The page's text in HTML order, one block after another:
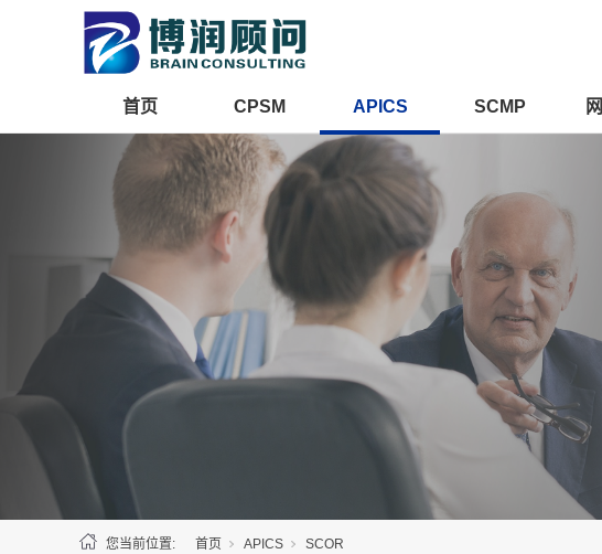
首页 CPSM APICS SCMP
您当前位置: 首页 APICS SCOR